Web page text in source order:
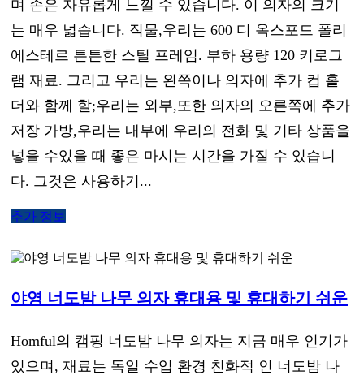
며 손은 자유롭게 느낄 수 있습니다. 이 의자의 크기
는 매우 넓습니다. 직물,우리는 600 디 옥스포드 폴리
에스테르 튼튼한 스틸 프레임. 부하 용량 120 키로그
램 재료. 그리고 우리는 왼쪽이나 의자에 추가 컵 홀
더와 함께 할;우리는 외부,또한 의자의 오른쪽에 추가
저장 가방,우리는 내부에 우리의 전화 및 기타 상품을
넣을 수있을 때 좋은 마시는 시간을 가질 수 있습니
다. 그것은 사용하기...
추가 정보
야영 너도밤 나무 의자 휴대용 및 휴대하기 쉬운
Homful의 캠핑 너도밤 나무 의자는 지금 매우 인기가
있으며, 재료는 독일 수입 환경 친화적 인 너도밤 나